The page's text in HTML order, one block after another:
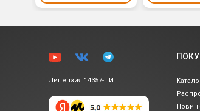
Лицензия 14357-ПИ